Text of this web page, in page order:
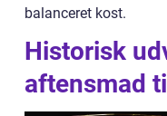
balanceret kost.
Historisk
aftensmad